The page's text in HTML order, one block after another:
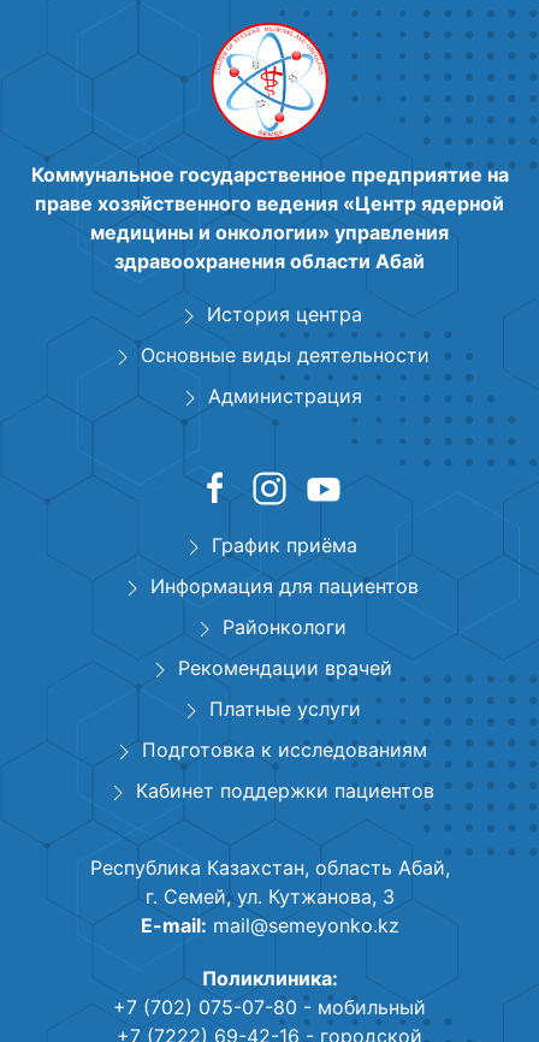
Коммунальное государственное предприятие на
праве хозяйственного ведения «Центр ядерной
медицины и онкологии» управления
здравоохранения области Абай
История центра
Основные виды деятельности
Администрация
График приёма
Информация для пациентов
Районкологи
Рекомендации врачей
Платные услуги
Подготовка к исследованиям
Кабинет поддержки пациентов
Республика Казахстан, область Абай,
г. Семей, ул. Кутжанова, 3
E-mail: mail@semeyonko.kz
Поликлиника:
+7 (702) 075-07-80 - мобильный
+7 (7222) 69-42-16 - городской